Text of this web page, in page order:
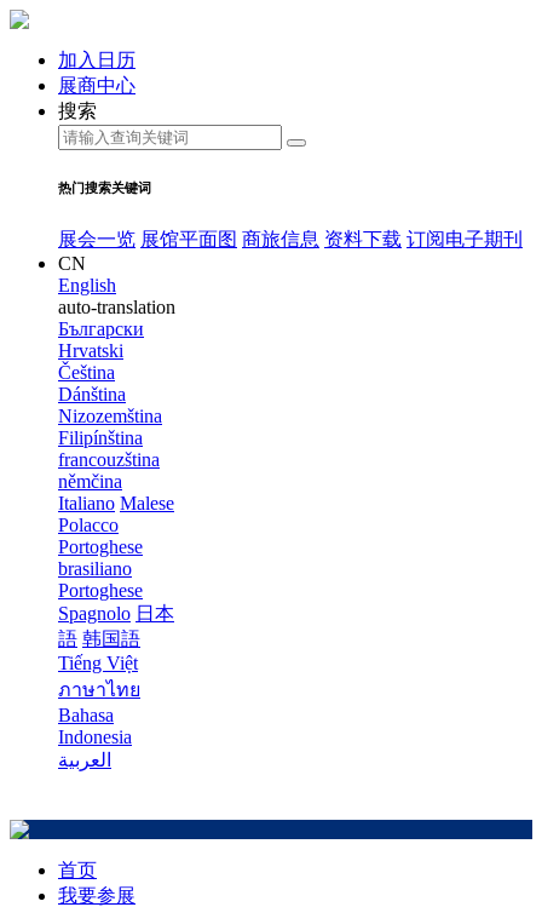
加入日历
展商中心
搜索
热门搜索关键词
展会一览 展馆平面图 商旅信息 资料下载 订阅电子期刊
CN
English
auto-translation
Български
Hrvatski
Čeština
Dánština
Nizozemština
Filipínština
francouzština
němčina
Italiano Malese
Polacco
Portoghese
brasiliano
Portoghese
Spagnolo 日本
語 韩国語
Tiếng Việt
ภาษาไทย
Bahasa
Indonesia
العربية
首页
我要参展